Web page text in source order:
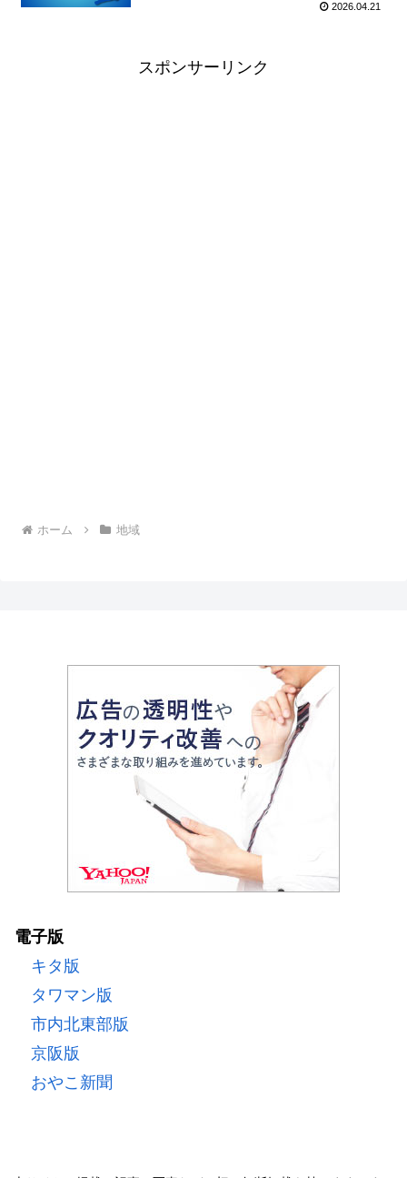
2026.04.21
スポンサーリンク
ホーム 地域
電子版
キタ版
タワマン版
市内北東部版
京阪版
おやこ新聞